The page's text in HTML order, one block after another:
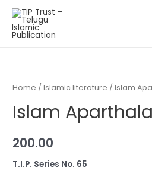
Skip
content
Home /Islamic literature / Islam
Islam
200.00
T.I.P. Series No. 65